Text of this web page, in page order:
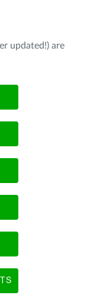
updated!) are